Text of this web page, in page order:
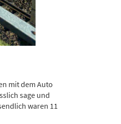
mit dem Auto
sage und
waren 11